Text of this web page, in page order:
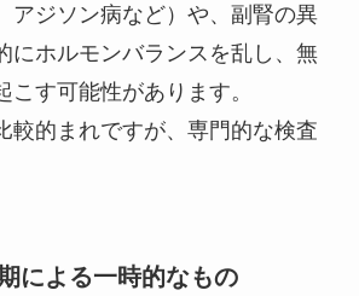
アジソン病など）や、副腎の異
にホルモンバランスを乱し、無
こす可能性があります。
較的まれですが、専門的な検査
による一時的なもの